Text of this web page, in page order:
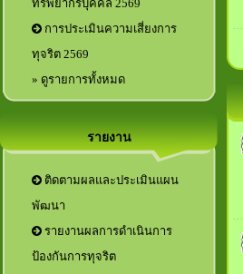
ทรัพยากรบุคคล 2569
การประเมินความเสี่ยงการ
ทุจริต 2569
» ดูรายการทั้งหมด
รายงาน
ติดตามผลและประเมินแผน
พัฒนา
รายงานผลการดำเนินการ
ป้องกันการทุจริต